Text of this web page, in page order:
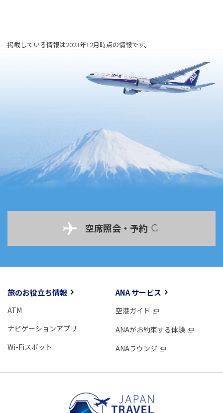
掲載している情報は2023年12月時点の情報です。
空席照会・予約
旅のお役立ち情報
ATM
ナビゲーションアプリ
Wi-Fiスポット
ANA サービス
空港ガイド
ANAがお約束する体験
ANAラウンジ